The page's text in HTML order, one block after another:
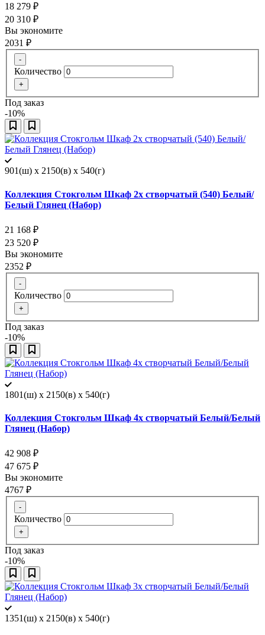
18 279 ₽
20 310 ₽
Вы экономите
2031 ₽
-
Количество
+
Под заказ
-10%
901(ш) x 2150(в) x 540(г)
Коллекция Стокгольм Шкаф 2х створчатый (540) Белый/
Белый Глянец (Набор)
21 168 ₽
23 520 ₽
Вы экономите
2352 ₽
-
Количество
+
Под заказ
-10%
1801(ш) x 2150(в) x 540(г)
Коллекция Стокгольм Шкаф 4х створчатый Белый/Белый
Глянец (Набор)
42 908 ₽
47 675 ₽
Вы экономите
4767 ₽
-
Количество
+
Под заказ
-10%
1351(ш) x 2150(в) x 540(г)